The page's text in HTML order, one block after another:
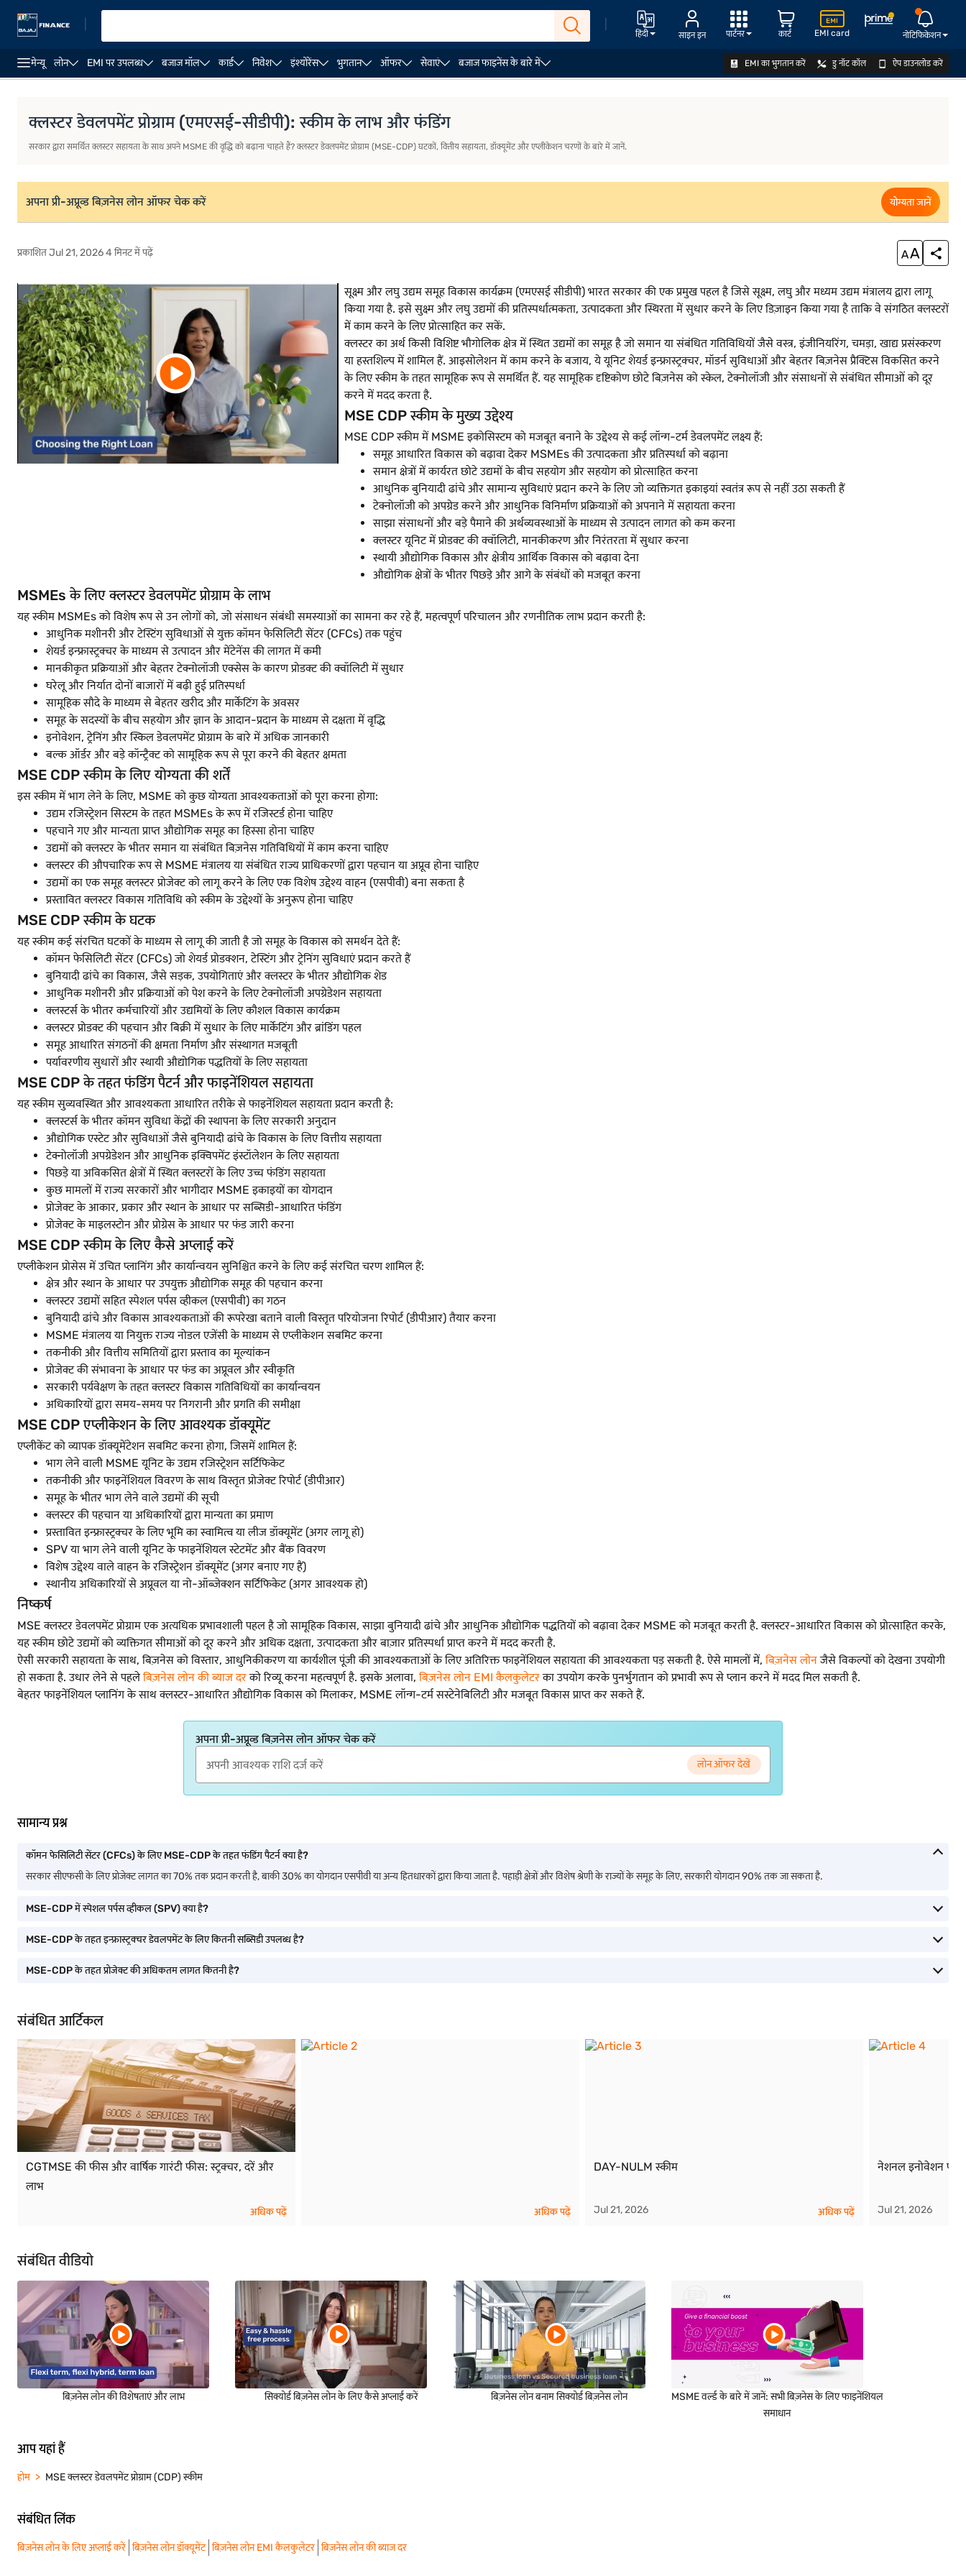
हिंदी साइन इन EMI card नोटिफिकेशन
कार्ट
पार्टनर
मेन्यू लोन EMI पर उपलब्ध बजाज मॉल कार्ड निवेश इंश्योरेंस भुगतान ऑफर सेवाएं बजाज फाइनेंस के बारे में EMI का भुगतान करें डु नॉट कॉल ऐप डाउनलोड करें
क्लस्टर डेवलपमेंट प्रोग्राम (एमएसई-सीडीपी): स्कीम के लाभ और फंडिंग
सरकार द्वारा समर्थित क्लस्टर सहायता के साथ अपने MSME की वृद्धि को बढ़ाना चाहते हैं? क्लस्टर डेवलपमेंट प्रोग्राम (MSE-CDP) घटकों, वित्तीय सहायता, डॉक्यूमेंट और एप्लीकेशन चरणों के बारे में जानें.
अपना प्री-अप्रूव्ड बिज़नेस लोन ऑफर चेक करें योग्यता जानें
प्रकाशित Jul 21, 2026 4 मिनट में पढ़ें
सूक्ष्म और लघु उद्यम समूह विकास कार्यक्रम (एमएसई सीडीपी) भारत सरकार की एक प्रमुख पहल है जिसे सूक्ष्म, लघु और मध्यम उद्यम मंत्रालय द्वारा लागू
किया गया है. इसे सुक्ष्म और लघु उद्यमों की प्रतिस्पर्धात्मकता, उत्पादकता और स्थिरता में सुधार करने के लिए डिज़ाइन किया गया है ताकि वे संगठित क्लस्टरों
में काम करने के लिए प्रोत्साहित कर सकें.
क्लस्टर का अर्थ किसी विशिष्ट भौगोलिक क्षेत्र में स्थित उद्यमों का समूह है जो समान या संबंधित गतिविधियों जैसे वस्त्र, इंजीनियरिंग, चमड़ा, खाद्य प्रसंस्करण
या हस्तशिल्प में शामिल हैं. आइसोलेशन में काम करने के बजाय, ये यूनिट शेयर्ड इन्फ्रास्ट्रक्चर, मॉडर्न सुविधाओं और बेहतर बिज़नेस प्रैक्टिस विकसित करने
के लिए स्कीम के तहत सामूहिक रूप से समर्थित हैं. यह सामूहिक दृष्टिकोण छोटे बिज़नेस को स्केल, टेक्नोलॉजी और संसाधनों से संबंधित सीमाओं को दूर
करने में मदद करता है.
MSE CDP स्कीम के मुख्य उद्देश्य
MSE CDP स्कीम में MSME इकोसिस्टम को मजबूत बनाने के उद्देश्य से कई लॉन्ग-टर्म डेवलपमेंट लक्ष्य हैं:
समूह आधारित विकास को बढ़ावा देकर MSMEs की उत्पादकता और प्रतिस्पर्धा को बढ़ाना
समान क्षेत्रों में कार्यरत छोटे उद्यमों के बीच सहयोग और सहयोग को प्रोत्साहित करना
आधुनिक बुनियादी ढांचे और सामान्य सुविधाएं प्रदान करने के लिए जो व्यक्तिगत इकाइयां स्वतंत्र रूप से नहीं उठा सकती हैं
टेक्नोलॉजी को अपग्रेड करने और आधुनिक विनिर्माण प्रक्रियाओं को अपनाने में सहायता करना
साझा संसाधनों और बड़े पैमाने की अर्थव्यवस्थाओं के माध्यम से उत्पादन लागत को कम करना
क्लस्टर यूनिट में प्रोडक्ट की क्वॉलिटी, मानकीकरण और निरंतरता में सुधार करना
स्थायी औद्योगिक विकास और क्षेत्रीय आर्थिक विकास को बढ़ावा देना
औद्योगिक क्षेत्रों के भीतर पिछड़े और आगे के संबंधों को मजबूत करना
MSMEs के लिए क्लस्टर डेवलपमेंट प्रोग्राम के लाभ
यह स्कीम MSMEs को विशेष रूप से उन लोगों को, जो संसाधन संबंधी समस्याओं का सामना कर रहे हैं, महत्वपूर्ण परिचालन और रणनीतिक लाभ प्रदान करती है:
आधुनिक मशीनरी और टेस्टिंग सुविधाओं से युक्त कॉमन फेसिलिटी सेंटर (CFCs) तक पहुंच
शेयर्ड इन्फ्रास्ट्रक्चर के माध्यम से उत्पादन और मेंटेनेंस की लागत में कमी
मानकीकृत प्रक्रियाओं और बेहतर टेक्नोलॉजी एक्सेस के कारण प्रोडक्ट की क्वॉलिटी में सुधार
घरेलू और निर्यात दोनों बाजारों में बढ़ी हुई प्रतिस्पर्धा
सामूहिक सौदे के माध्यम से बेहतर खरीद और मार्केटिंग के अवसर
समूह के सदस्यों के बीच सहयोग और ज्ञान के आदान-प्रदान के माध्यम से दक्षता में वृद्धि
इनोवेशन, ट्रेनिंग और स्किल डेवलपमेंट प्रोग्राम के बारे में अधिक जानकारी
बल्क ऑर्डर और बड़े कॉन्ट्रैक्ट को सामूहिक रूप से पूरा करने की बेहतर क्षमता
MSE CDP स्कीम के लिए योग्यता की शर्तें
इस स्कीम में भाग लेने के लिए, MSME को कुछ योग्यता आवश्यकताओं को पूरा करना होगा:
उद्यम रजिस्ट्रेशन सिस्टम के तहत MSMEs के रूप में रजिस्टर्ड होना चाहिए
पहचाने गए और मान्यता प्राप्त औद्योगिक समूह का हिस्सा होना चाहिए
उद्यमों को क्लस्टर के भीतर समान या संबंधित बिज़नेस गतिविधियों में काम करना चाहिए
क्लस्टर की औपचारिक रूप से MSME मंत्रालय या संबंधित राज्य प्राधिकरणों द्वारा पहचान या अप्रूव होना चाहिए
उद्यमों का एक समूह क्लस्टर प्रोजेक्ट को लागू करने के लिए एक विशेष उद्देश्य वाहन (एसपीवी) बना सकता है
प्रस्तावित क्लस्टर विकास गतिविधि को स्कीम के उद्देश्यों के अनुरूप होना चाहिए
MSE CDP स्कीम के घटक
यह स्कीम कई संरचित घटकों के माध्यम से लागू की जाती है जो समूह के विकास को समर्थन देते हैं:
कॉमन फेसिलिटी सेंटर (CFCs) जो शेयर्ड प्रोडक्शन, टेस्टिंग और ट्रेनिंग सुविधाएं प्रदान करते हैं
बुनियादी ढांचे का विकास, जैसे सड़क, उपयोगिताएं और क्लस्टर के भीतर औद्योगिक शेड
आधुनिक मशीनरी और प्रक्रियाओं को पेश करने के लिए टेक्नोलॉजी अपग्रेडेशन सहायता
क्लस्टर्स के भीतर कर्मचारियों और उद्यमियों के लिए कौशल विकास कार्यक्रम
क्लस्टर प्रोडक्ट की पहचान और बिक्री में सुधार के लिए मार्केटिंग और ब्रांडिंग पहल
समूह आधारित संगठनों की क्षमता निर्माण और संस्थागत मजबूती
पर्यावरणीय सुधारों और स्थायी औद्योगिक पद्धतियों के लिए सहायता
MSE CDP के तहत फंडिंग पैटर्न और फाइनेंशियल सहायता
यह स्कीम सुव्यवस्थित और आवश्यकता आधारित तरीके से फाइनेंशियल सहायता प्रदान करती है:
क्लस्टर्स के भीतर कॉमन सुविधा केंद्रों की स्थापना के लिए सरकारी अनुदान
औद्योगिक एस्टेट और सुविधाओं जैसे बुनियादी ढांचे के विकास के लिए वित्तीय सहायता
टेक्नोलॉजी अपग्रेडेशन और आधुनिक इक्विपमेंट इंस्टॉलेशन के लिए सहायता
पिछड़े या अविकसित क्षेत्रों में स्थित क्लस्टरों के लिए उच्च फंडिंग सहायता
कुछ मामलों में राज्य सरकारों और भागीदार MSME इकाइयों का योगदान
प्रोजेक्ट के आकार, प्रकार और स्थान के आधार पर सब्सिडी-आधारित फंडिंग
प्रोजेक्ट के माइलस्टोन और प्रोग्रेस के आधार पर फंड जारी करना
MSE CDP स्कीम के लिए कैसे अप्लाई करें
एप्लीकेशन प्रोसेस में उचित प्लानिंग और कार्यान्वयन सुनिश्चित करने के लिए कई संरचित चरण शामिल हैं:
क्षेत्र और स्थान के आधार पर उपयुक्त औद्योगिक समूह की पहचान करना
क्लस्टर उद्यमों सहित स्पेशल पर्पस व्हीकल (एसपीवी) का गठन
बुनियादी ढांचे और विकास आवश्यकताओं की रूपरेखा बताने वाली विस्तृत परियोजना रिपोर्ट (डीपीआर) तैयार करना
MSME मंत्रालय या नियुक्त राज्य नोडल एजेंसी के माध्यम से एप्लीकेशन सबमिट करना
तकनीकी और वित्तीय समितियों द्वारा प्रस्ताव का मूल्यांकन
प्रोजेक्ट की संभावना के आधार पर फंड का अप्रूवल और स्वीकृति
सरकारी पर्यवेक्षण के तहत क्लस्टर विकास गतिविधियों का कार्यान्वयन
अधिकारियों द्वारा समय-समय पर निगरानी और प्रगति की समीक्षा
MSE CDP एप्लीकेशन के लिए आवश्यक डॉक्यूमेंट
एप्लीकेंट को व्यापक डॉक्यूमेंटेशन सबमिट करना होगा, जिसमें शामिल हैं:
भाग लेने वाली MSME यूनिट के उद्यम रजिस्ट्रेशन सर्टिफिकेट
तकनीकी और फाइनेंशियल विवरण के साथ विस्तृत प्रोजेक्ट रिपोर्ट (डीपीआर)
समूह के भीतर भाग लेने वाले उद्यमों की सूची
क्लस्टर की पहचान या अधिकारियों द्वारा मान्यता का प्रमाण
प्रस्तावित इन्फ्रास्ट्रक्चर के लिए भूमि का स्वामित्व या लीज डॉक्यूमेंट (अगर लागू हो)
SPV या भाग लेने वाली यूनिट के फाइनेंशियल स्टेटमेंट और बैंक विवरण
विशेष उद्देश्य वाले वाहन के रजिस्ट्रेशन डॉक्यूमेंट (अगर बनाए गए हैं)
स्थानीय अधिकारियों से अप्रूवल या नो-ऑब्जेक्शन सर्टिफिकेट (अगर आवश्यक हो)
निष्कर्ष
MSE क्लस्टर डेवलपमेंट प्रोग्राम एक अत्यधिक प्रभावशाली पहल है जो सामूहिक विकास, साझा बुनियादी ढांचे और आधुनिक औद्योगिक पद्धतियों को बढ़ावा देकर MSME को मजबूत करती है. क्लस्टर-आधारित विकास को प्रोत्साहित करके,
यह स्कीम छोटे उद्यमों को व्यक्तिगत सीमाओं को दूर करने और अधिक दक्षता, उत्पादकता और बाज़ार प्रतिस्पर्धा प्राप्त करने में मदद करती है.
ऐसी सरकारी सहायता के साथ, बिज़नेस को विस्तार, आधुनिकीकरण या कार्यशील पूंजी की आवश्यकताओं के लिए अतिरिक्त फाइनेंशियल सहायता की आवश्यकता पड़ सकती है. ऐसे मामलों में,बिज़नेस लोनजैसे विकल्पों को देखना उपयोगी
हो सकता है. उधार लेने से पहलेबिज़नेस लोन की ब्याज दरको रिव्यू करना महत्वपूर्ण है. इसके अलावा,बिज़नेस लोन EMI कैलकुलेटरका उपयोग करके पुनर्भुगतान को प्रभावी रूप से प्लान करने में मदद मिल सकती है.
बेहतर फाइनेंशियल प्लानिंग के साथ क्लस्टर-आधारित औद्योगिक विकास को मिलाकर, MSME लॉन्ग-टर्म सस्टेनेबिलिटी और मजबूत विकास प्राप्त कर सकते हैं.
अपना प्री-अप्रूव्ड बिज़नेस लोन ऑफर चेक करें
लोन ऑफर देखें
सामान्य प्रश्न
कॉमन फेसिलिटी सेंटर (CFCs) के लिए MSE-CDP के तहत फंडिंग पैटर्न क्या है?
सरकार सीएफसी के लिए प्रोजेक्ट लागत का 70% तक प्रदान करती है, बाकी 30% का योगदान एसपीवी या अन्य हितधारकों द्वारा किया जाता है. पहाड़ी क्षेत्रों और विशेष श्रेणी के राज्यों के समूह के लिए, सरकारी योगदान 90% तक जा सकता है.
MSE-CDP में स्पेशल पर्पस व्हीकल (SPV) क्या है?
MSE-CDP के तहत इन्फ्रास्ट्रक्चर डेवलपमेंट के लिए कितनी सब्सिडी उपलब्ध है?
MSE-CDP के तहत प्रोजेक्ट की अधिकतम लागत कितनी है?
संबंधित आर्टिकल
CGTMSE की फीस और वार्षिक गारंटी फीस: स्ट्रक्चर, दरें और
लाभ
अधिक पढ़ें अधिक पढ़ें
DAY-NULM स्कीम
Jul 21, 2026 अधिक पढ़ें
नेशनल इनोवेशन
Jul 21, 2026
संबंधित वीडियो
बिज़नेस लोन की विशेषताएं और लाभ सिक्योर्ड बिज़नेस लोन के लिए कैसे अप्लाई करें बिज़नेस लोन बनाम सिक्योर्ड बिज़नेस लोन
MSME वर्ल्ड के बारे में जानें: सभी बिज़नेस के लिए फाइनेंशियल
समाधान
आप यहां हैं
होम MSE क्लस्टर डेवलपमेंट प्रोग्राम (CDP) स्कीम
संबंधित लिंक
बिज़नेस लोन के लिए अप्लाई करें बिज़नेस लोन डॉक्यूमेंट बिज़नेस लोन EMI कैलकुलेटर बिज़नेस लोन की ब्याज दर